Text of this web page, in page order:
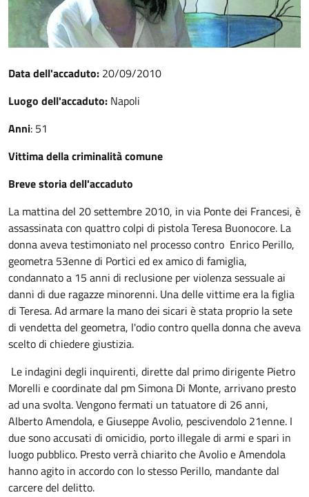
Data dell'accaduto: 20/09/2010
Luogo dell'accaduto: Napoli
Anni: 51
Vittima della criminalità comune
Breve storia dell'accaduto
La mattina del 20 settembre 2010, in via Ponte dei Francesi, è
assassinata con quattro colpi di pistola Teresa Buonocore. La
donna aveva testimoniato nel processo contro Enrico Perillo,
geometra 53enne di Portici ed ex amico di famiglia,
condannato a 15 anni di reclusione per violenza sessuale ai
danni di due ragazze minorenni. Una delle vittime era la figlia
di Teresa. Ad armare la mano dei sicari è stata proprio la sete
di vendetta del geometra, l'odio contro quella donna che aveva
scelto di chiedere giustizia.
Le indagini degli inquirenti, dirette dal primo dirigente Pietro
Morelli e coordinate dal pm Simona Di Monte, arrivano presto
ad una svolta. Vengono fermati un tatuatore di 26 anni,
Alberto Amendola, e Giuseppe Avolio, pescivendolo 21enne. I
due sono accusati di omicidio, porto illegale di armi e spari in
luogo pubblico. Presto verrà chiarito che Avolio e Amendola
hanno agito in accordo con lo stesso Perillo, mandante dal
carcere del delitto.